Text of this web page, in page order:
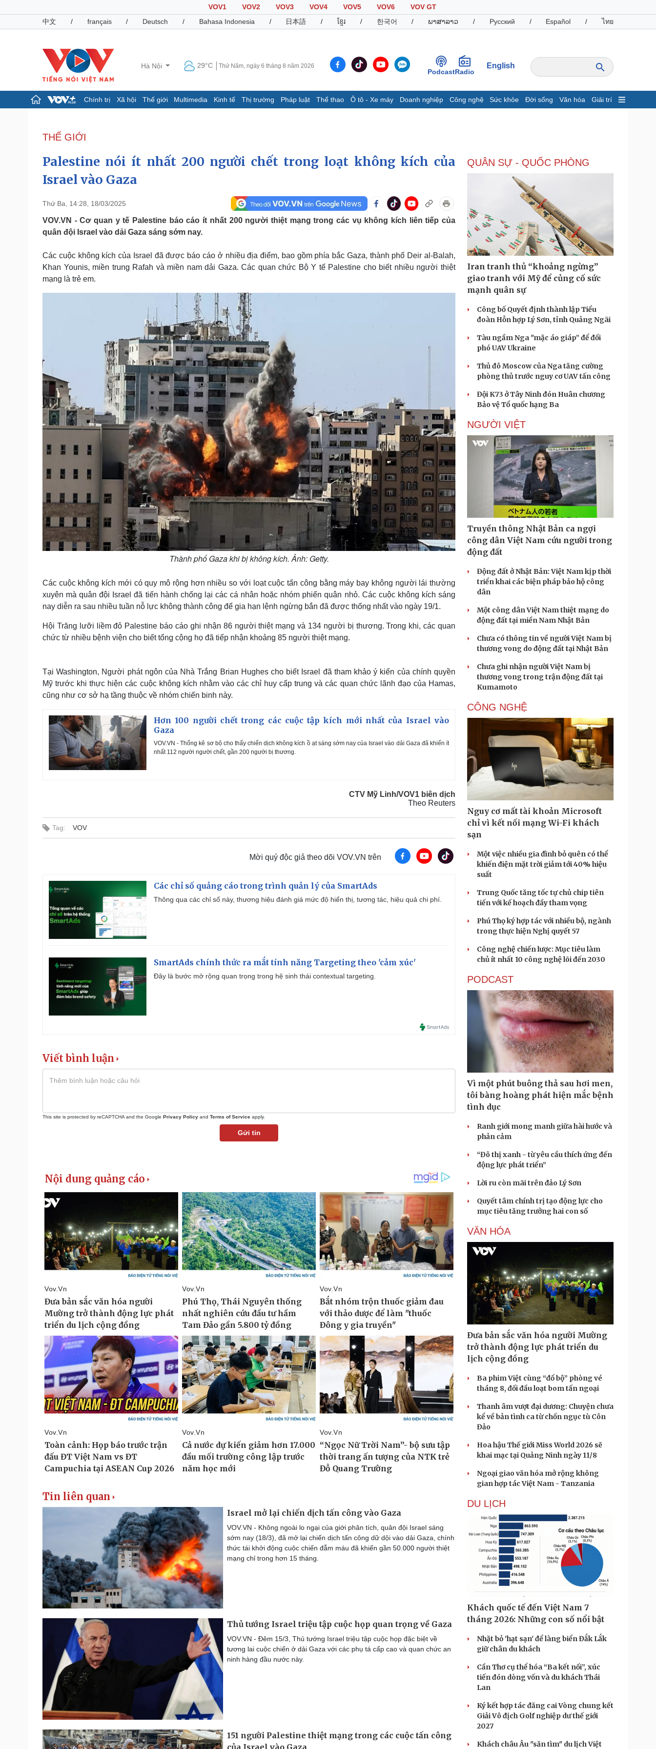
VOV1 VOV2 VOV3 VOV4 VOV5 VOV6
VOV GT
中文
/ français / Deutsch / Bahasa Indonesia / 日本語 / ខ្មែរ / 한국어 / ພາສາລາວ / Русский / Español / ไทย
Hà Nội 29°C Thứ Năm, ngày 6 tháng 8 năm 2026
PodcastRadio
English
Chính trị Xã hội Thế giới Multimedia Kinh tế Thị trường Pháp luật Thể thao Ô tô - Xe máy Doanh nghiệp Công nghệ Sức khỏe Đời sống Văn hóa Giải trí
Đảng
Tổ chức nhân sự
Nhận diện sự thật
Giáo dục
Dấu ấn VOV
Infographic
Chứng khoán
Pháp luật
Tin nóng
Tư vấn luật
Việt Nam
Phân tích
Thể thao
Lịch thi đấu bóng đá
Hậu trường
Ô tô - Xe máy
Xe máy
Doanh nghiệp
Thông tin doanh nghiệp
Doanh nghiệp 24h
Doanh nhân
Công nghệ
Sành điệu
Tin Công nghệ
Trải nghiệm
Chuyển đổi số
Sức khỏe
Dinh dưỡng - món ngon
Cây thuốc
Phòng mạch online
Đời sống
Blog
Tình yêu - Gia đình
Văn hóa
Văn học
Âm nhạc
Di sản
Giải trí
Thời trang
Du lịch
Săn Tour
Podcast
Câu chuyện thời sự
Cửa sổ tình yêu
Kể chuyện cho bé
Hạt giống tâm hồn
Cải chính
THẾ GIỚI
Palestine nói ít nhất 200 người chết trong loạt không kích của
Israel vào Gaza
Thứ Ba, 14:28, 18/03/2025
VOV.VN - Cơ quan y tế Palestine báo cáo ít nhất 200 người thiệt mạng trong các vụ không kích liên tiếp của
quân đội Israel vào dải Gaza sáng sớm nay.
Các cuộc không kích của Israel đã được báo cáo ở nhiều địa điểm, bao gồm phía bắc Gaza, thành phố Deir al-Balah,
Khan Younis, miền trung Rafah và miền nam dải Gaza. Các quan chức Bộ Y tế Palestine cho biết nhiều người thiệt
mạng là trẻ em.
Thành phố Gaza khi bị không kích. Ảnh: Getty.
Các cuộc không kích mới có quy mô rộng hơn nhiều so với loạt cuộc tấn công bằng máy bay không người lái thường
xuyên mà quân đội Israel đã tiến hành chống lại các cá nhân hoặc nhóm phiến quân nhỏ. Các cuộc không kích sáng
nay diễn ra sau nhiều tuần nỗ lực không thành công để gia hạn lệnh ngừng bắn đã được thống nhất vào ngày 19/1.
Hội Trăng lưỡi liềm đỏ Palestine báo cáo ghi nhận 86 người thiệt mạng và 134 người bị thương. Trong khi, các quan
chức từ nhiều bệnh viện cho biết tổng cộng họ đã tiếp nhận khoảng 85 người thiệt mạng.
Tại Washington, Người phát ngôn của Nhà Trắng Brian Hughes cho biết Israel đã tham khảo ý kiến ​​của chính quyền
Mỹ trước khi thực hiện các cuộc không kích nhằm vào các chỉ huy cấp trung và các quan chức lãnh đạo của Hamas,
cũng như cơ sở hạ tầng thuộc về nhóm chiến binh này.
Hơn 100 người chết trong các cuộc tập kích mới nhất của Israel vào
Gaza
VOV.VN - Thống kê sơ bộ cho thấy chiến dịch không kích ồ ạt sáng sớm nay của Israel vào dải Gaza đã khiến ít
nhất 112 người người chết, gần 200 người bị thương.
CTV Mỹ Linh/VOV1 biên dịch
Theo Reuters
Tag: VOV
Mời quý độc giả theo dõi VOV.VN trên
Các chỉ số quảng cáo trong trình quản lý của SmartAds
Thông qua các chỉ số này, thương hiệu đánh giá mức độ hiển thị, tương tác, hiệu quả chi phí.
SmartAds chính thức ra mắt tính năng Targeting theo 'cảm xúc'
Đây là bước mở rộng quan trọng trong hệ sinh thái contextual targeting.
Viết bình luận
This site is protected by reCAPTCHA and the Google Privacy Policy and Terms of Service apply.
Gửi tin
Tin liên quan
Israel mở lại chiến dịch tấn công vào Gaza
VOV.VN - Không ngoài lo ngại của giới phân tích, quân đội Israel sáng
sớm nay (18/3), đã mở lại chiến dịch tấn công dữ dội vào dải Gaza, chính
thức tái khởi động cuộc chiến đẫm máu đã khiến gần 50.000 người thiệt
mạng chỉ trong hơn 15 tháng.
Thủ tướng Israel triệu tập cuộc họp quan trọng về Gaza
VOV.VN - Đêm 15/3, Thủ tướng Israel triệu tập cuộc họp đặc biệt về
tương lai cuộc chiến ở dải Gaza với các phụ tá cấp cao và quan chức an
ninh hàng đầu nước này.
151 người Palestine thiệt mạng trong các cuộc tấn công
QUÂN SỰ - QUỐC PHÒNG
Iran tranh thủ “khoảng ngừng”
giao tranh với Mỹ để củng cố sức
mạnh quân sự
Công bố Quyết định thành lập Tiểu
đoàn Hỗn hợp Lý Sơn, tỉnh Quảng Ngãi
Tàu ngầm Nga "mặc áo giáp” để đối
phó UAV Ukraine
Thủ đô Moscow của Nga tăng cường
phòng thủ trước nguy cơ UAV tấn công
Đội K73 ở Tây Ninh đón Huân chương
Bảo vệ Tổ quốc hạng Ba
NGƯỜI VIỆT
Truyền thông Nhật Bản ca ngợi
công dân Việt Nam cứu người trong
động đất
Động đất ở Nhật Bản: Việt Nam kịp thời
triển khai các biện pháp bảo hộ công
dân
Một công dân Việt Nam thiệt mạng do
động đất tại miền Nam Nhật Bản
Chưa có thông tin về người Việt Nam bị
thương vong do động đất tại Nhật Bản
Chưa ghi nhận người Việt Nam bị
thương vong trong trận động đất tại
Kumamoto
CÔNG NGHỆ
Nguy cơ mất tài khoản Microsoft
chỉ vì kết nối mạng Wi-Fi khách
sạn
Một việc nhiều gia đình bỏ quên có thể
khiến điện mặt trời giảm tới 40% hiệu
suất
Trung Quốc tăng tốc tự chủ chip tiên
tiến với kế hoạch đầy tham vọng
Phú Thọ ký hợp tác với nhiều bộ, ngành
trong thực hiện Nghị quyết 57
Công nghệ chiến lược: Mục tiêu làm
chủ ít nhất 10 công nghệ lõi đến 2030
PODCAST
Vì một phút buông thả sau hơi men,
tôi bàng hoàng phát hiện mắc bệnh
tình dục
Ranh giới mong manh giữa hài hước và
phản cảm
“Đô thị xanh - từ yêu cầu thích ứng đến
động lực phát triển”
Lời ru còn mãi trên đảo Lý Sơn
Quyết tâm chính trị tạo động lực cho
mục tiêu tăng trưởng hai con số
VĂN HÓA
Đưa bản sắc văn hóa người Mường
trở thành động lực phát triển du
lịch cộng đồng
Ba phim Việt cùng “đổ bộ” phòng vé
tháng 8, đối đầu loạt bom tấn ngoại
Thanh âm vượt đại dương: Chuyện chưa
kể về bản tình ca từ chốn ngục tù Côn
Đảo
Hoa hậu Thế giới Miss World 2026 sẽ
khai mạc tại Quảng Ninh ngày 11/8
Ngoại giao văn hóa mở rộng không
gian hợp tác Việt Nam - Tanzania
DU LỊCH
Khách quốc tế đến Việt Nam 7
tháng 2026: Những con số nổi bật
Nhặt bỏ 'hạt sạn' để làng biển Đắk Lắk
giữ chân du khách
Cần Thơ cụ thể hóa “Ba kết nối”, xúc
tiến đón dòng vốn và du khách Thái
Lan
Ký kết hợp tác đăng cai Vòng chung kết
Giải Vô địch Golf nghiệp dư thế giới
2027
Khách châu Âu "săn tìm" du lịch Việt